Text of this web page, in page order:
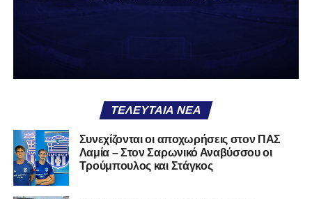
Στο παρελθόν αγωνίστηκε στην ΑΕΚ Β’, με την οποία
κατέγραψε 10 συμμετοχές στη Super League 2, καθώς
επίσης σε Εθνικό και Ζάκυνθο. Ξεκίνησε την καριέρα του
στις 26 Σεπτεμβρίου 2021.
Καλωσορίζουμε τον Βασίλη στην οικογένεια του
Σαρωνικού και του ευχόμαστε υγεία και πολλές
επιτυχίες.»
ΤΕΛΕΥΤΑΊΑ ΝΈΑ
Συνεχίζονται οι αποχωρήσεις στον ΠΑΣ
Λαμία – Στον Σαρωνικό Αναβύσσου οι
Τρούμπουλος και Στάγκος